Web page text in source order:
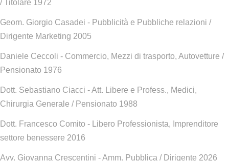
/ Titolare 1972
Geom. Giorgio Casadei - Pubblicità e Pubbliche relazioni /
Dirigente Marketing 2005
Daniele Ceccoli - Commercio, Mezzi di trasporto, Autovetture /
Pensionato 1976
Dott. Sebastiano Ciacci - Att. Libere e Profess., Medici,
Chirurgia Generale / Pensionato 1988
Dott. Francesco Comito - Libero Professionista, Imprenditore
settore benessere 2016
Avv. Giovanna Crescentini - Amm. Pubblica / Dirigente 2026